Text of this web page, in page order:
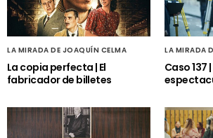
LA MIRADA DE JOAQUÍN CELMA
La copia perfecta | El
fabricador de billetes
LA MIRADA
Caso 137